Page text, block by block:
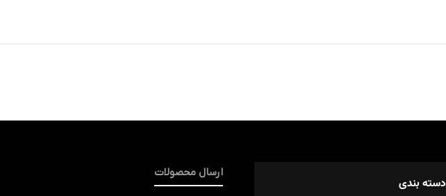
دسته بندی
ارسال محصولات